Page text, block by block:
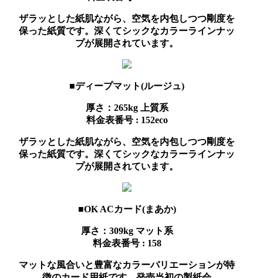
ザラッとした紙肌ながら、空気を内包しつつ剛度を
保った紙質です。深くてシックなカラーラインナッ
プが展開されています。
■ディープマット(ルージュ)
厚さ：265kg
上質系
料金表番号 : 152eco
ザラッとした紙肌ながら、空気を内包しつつ剛度を
保った紙質です。深くてシックなカラーラインナッ
プが展開されています。
■OK ACカード(まあか)
厚さ：309kg マット系
料金表番号 : 158
マットな風合いと豊富なカラーバリエーションが特